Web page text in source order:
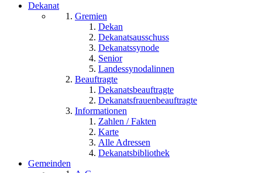
Dekanat
Gremien
Dekan
Dekanatsausschuss
Dekanatssynode
Senior
Landessynodalinnen
Beauftragte
Dekanatsbeauftragte
Dekanatsfrauenbeauftragte
Informationen
Zahlen / Fakten
Karte
Alle Adressen
Dekanatsbibliothek
Gemeinden